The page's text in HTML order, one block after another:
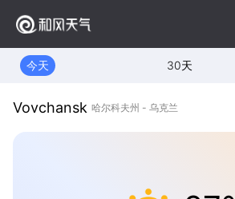
今天 30天
Vovchansk 哈尔科夫州 - 乌克兰